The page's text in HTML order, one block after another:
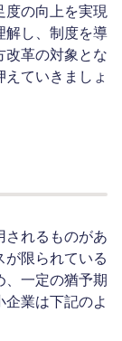
度の向上を実現
解し、制度を導
改革の対象とな
ていきましょ
されるものがあ
が限られている
、一定の猶予期
業は下記のよ